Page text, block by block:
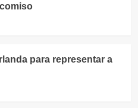
para representar a